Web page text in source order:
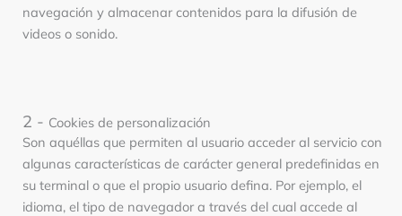
navegación y almacenar contenidos para la difusión de
videos o sonido.
2 - Cookies de personalización
Son aquéllas que permiten al usuario acceder al servicio con
algunas características de carácter general predefinidas en
su terminal o que el propio usuario defina. Por ejemplo, el
idioma, el tipo de navegador a través del cual accede al